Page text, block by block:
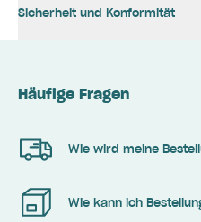
Sicherheit und Konformität
Häufige Fragen
Wie wird meine
Wie kann ich